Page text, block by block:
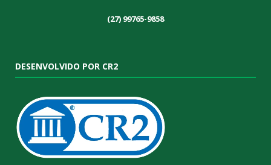
(27) 99765-9858
DESENVOLVIDO POR CR2